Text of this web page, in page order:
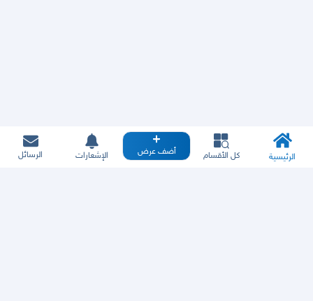
الرئيسية كل الأقسام أضف عرض الإشعارات الرسائل